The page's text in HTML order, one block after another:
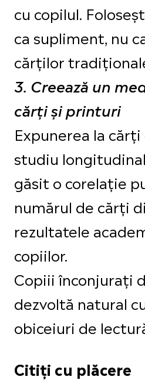
cu copilul.
ca supliment, nu
cărților
3. Creează un
cărți și printuri
Expunerea la
studiu
găsit o corelație
numărul de cărți
rezultatele
copiilor.
Copiii înconjurați
dezvoltă natural
obiceiuri de
Citiți cu plăcere